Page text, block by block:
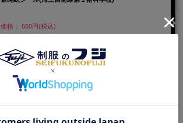
価格： 660円(税込)
金蒔絵シール(海上自衛隊幹部候補生学校)
価格： 660円(税込)